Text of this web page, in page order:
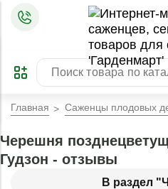
ПРЕДЗАКАЗ
ЗАБРОНИРОВАТЬ
ЛУЧШЕЕ
Главная Саженцы плодовых
В раздел
Черешня
Гудзон - отзывы